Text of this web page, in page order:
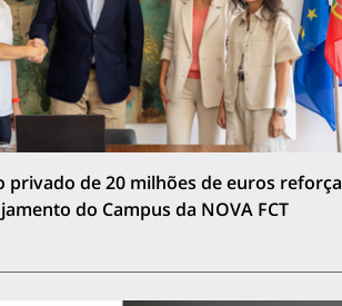
privado de 20 milhões de euros reforça
do Campus da NOVA FCT